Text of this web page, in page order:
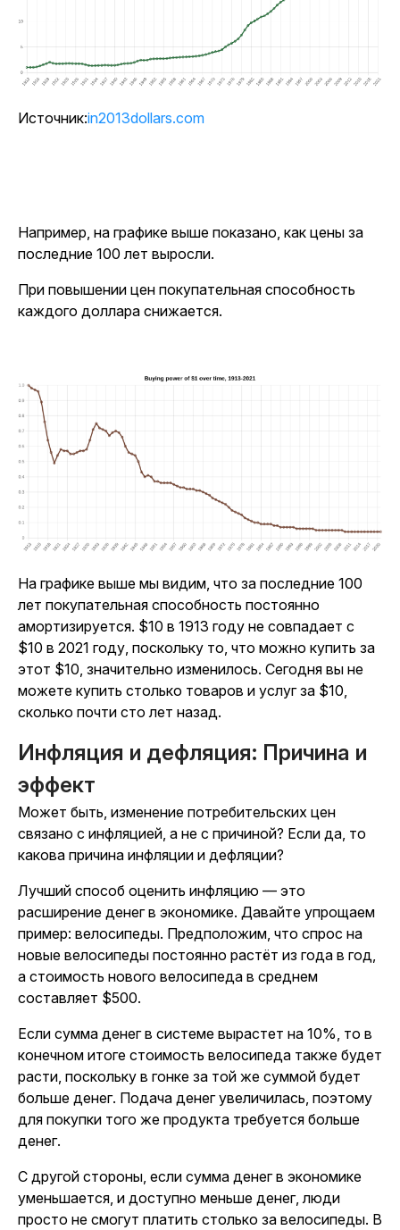
Источник:in2013dollars.com
Например, на графике выше показано, как цены за
последние 100 лет выросли.
При повышении цен покупательная способность
каждого доллара снижается.
На графике выше мы видим, что за последние 100
лет покупательная способность постоянно
амортизируется. $10 в 1913 году не совпадает с
$10 в 2021 году, поскольку то, что можно купить за
этот $10, значительно изменилось. Сегодня вы не
можете купить столько товаров и услуг за $10,
сколько почти сто лет назад.
Инфляция и дефляция: Причина и
эффект
Может быть, изменение потребительских цен
связано с инфляцией, а не с причиной? Если да, то
какова причина инфляции и дефляции?
Лучший способ оценить инфляцию — это
расширение денег в экономике. Давайте упрощаем
пример: велосипеды. Предположим, что спрос на
новые велосипеды постоянно растёт из года в год,
а стоимость нового велосипеда в среднем
составляет $500.
Если сумма денег в системе вырастет на 10%, то в
конечном итоге стоимость велосипеда также будет
расти, поскольку в гонке за той же суммой будет
больше денег. Подача денег увеличилась, поэтому
для покупки того же продукта требуется больше
денег.
С другой стороны, если сумма денег в экономике
уменьшается, и доступно меньше денег, люди
просто не смогут платить столько за велосипеды. В